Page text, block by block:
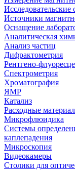
Источники
Оснащение
Аналитическая
Анализ частиц
Дифрактометрия
Рентгено-
Спектрометрия
Хроматография
ЯМР
Катализ
Расходные
Микрофлюидика
Системы
каплепадения
Микроскопия
Видеокамеры
Столики для